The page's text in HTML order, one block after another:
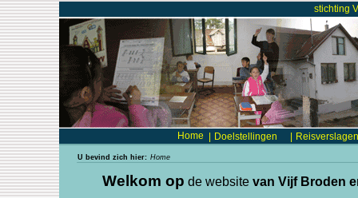
stichting
Home Doelstellingen Reisverslagen
U bevind zich hier: Home
Welkom op de website van Vijf Broden